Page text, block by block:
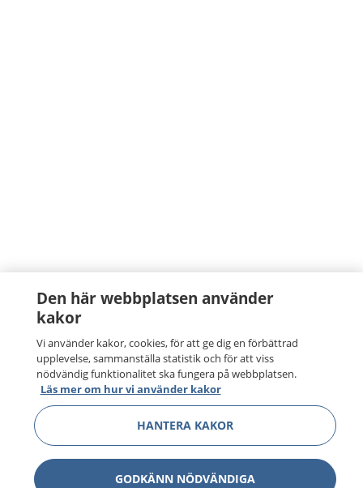
Den här webbplatsen använder
kakor
Vi använder kakor, cookies, för att ge dig en förbättrad
upplevelse, sammanställa statistik och för att viss
nödvändig funktionalitet ska fungera på webbplatsen.
Läs mer om hur vi använder kakor
HANTERA KAKOR
GODKÄNN NÖDVÄNDIGA